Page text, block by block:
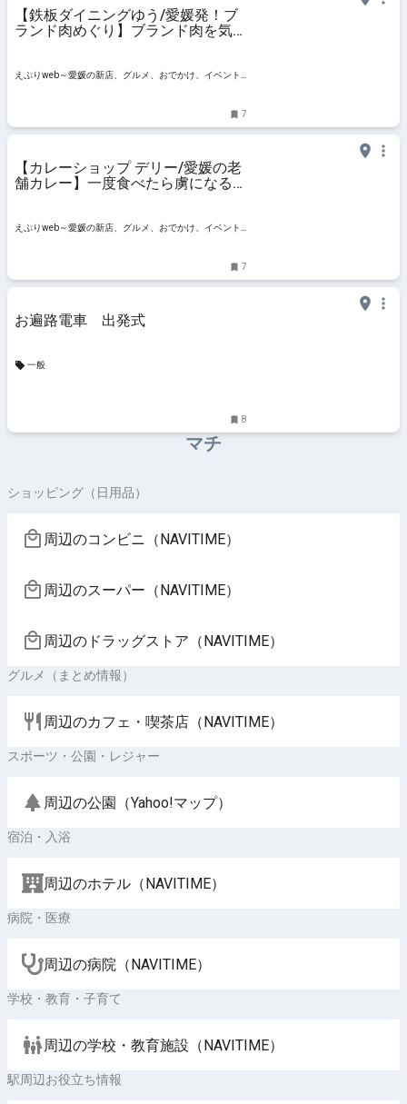
【鉄板ダイニングゆう/愛媛発！ブ
ランド肉めぐり】ブランド肉を気軽
えぷりweb～愛媛の新店、グルメ、おでかけ、イベント
7
【カレーショップ デリー/愛媛の老
舗カレー】一度食べたら虜になる！
えぷりweb～愛媛の新店、グルメ、おでかけ、イベント
7
お遍路電車 出発式
一般
8
マチ
ショッピング（日用品）
周辺のコンビニ（NAVITIME）
周辺のスーパー（NAVITIME）
周辺のドラッグストア（NAVITIME）
グルメ（まとめ情報）
周辺のカフェ・喫茶店（NAVITIME）
スポーツ・公園・レジャー
周辺の公園（Yahoo!マップ）
宿泊・入浴
周辺のホテル（NAVITIME）
病院・医療
周辺の病院（NAVITIME）
学校・教育・子育て
周辺の学校・教育施設（NAVITIME）
駅周辺お役立ち情報